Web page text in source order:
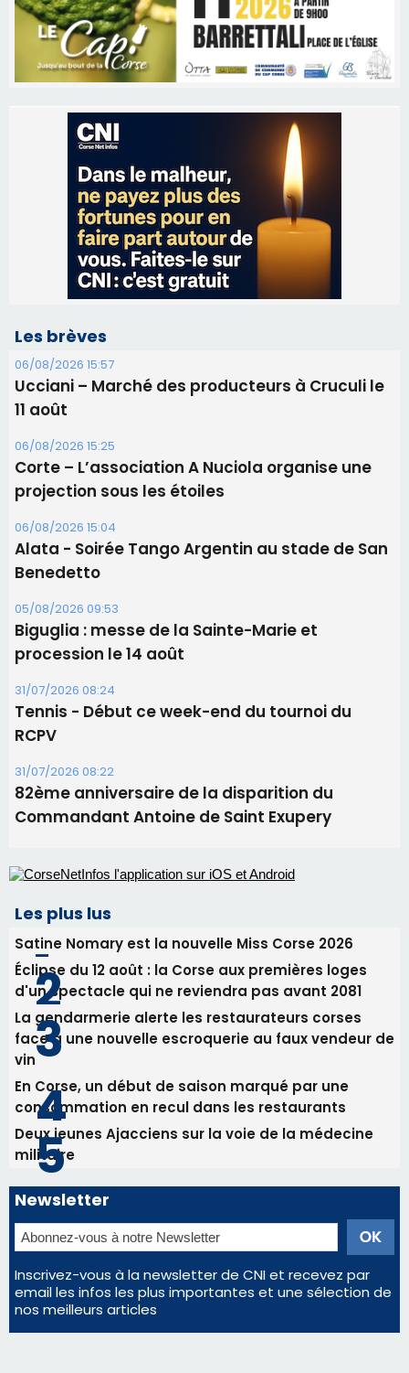
Les brèves
06/08/2026 15:57
Ucciani – Marché des producteurs à Cruculi le
06/08/2026 15:25
Corte – L’association A Nuciola organise une
06/08/2026 15:04
Alata - Soirée Tango Argentin au stade de San
Benedetto
05/08/2026 09:53
Biguglia : messe de la Sainte-Marie et
procession le 14 août
31/07/2026 08:24
Tennis - Début ce week-end du tournoi du
RCPV
31/07/2026 08:22
82ème anniversaire de la disparition du
Commandant Antoine de Saint Exupery
Les plus lus
Satine Nomary est la nouvelle Miss Corse 2026
Éclipse du 12 août : la Corse aux premières loges
d'un spectacle qui ne reviendra pas avant 2081
face à une nouvelle escroquerie au faux vendeur de
En Corse, un début de saison marqué par une
consommation en recul dans les restaurants
Deux jeunes Ajacciens sur la voie de la médecine
militaire
Newsletter
Inscrivez-vous à la newsletter de CNI et recevez par
email les infos les plus importantes et une sélection de
nos meilleurs articles
Régie publicitaire
Mentions légales
Nous contacter